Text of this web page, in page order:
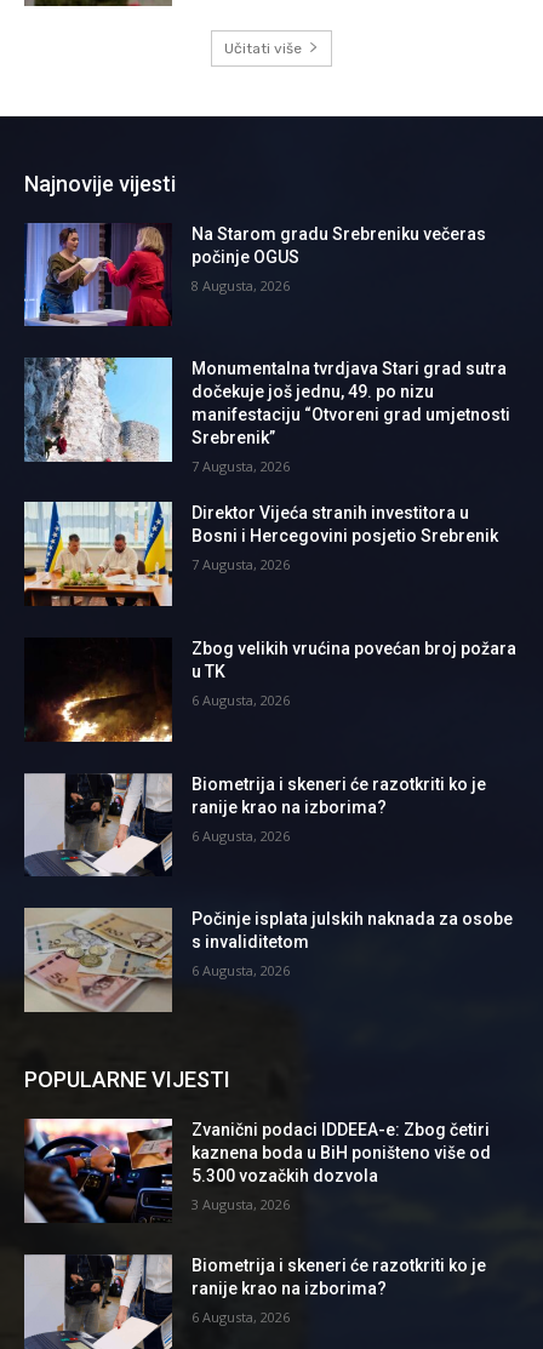
Učitati više
Najnovije vijesti
Na Starom gradu Srebreniku večeras
počinje OGUS
8 Augusta, 2026
Monumentalna tvrdjava Stari grad sutra
dočekuje još jednu, 49. po nizu
manifestaciju “Otvoreni grad umjetnosti
Srebrenik”
7 Augusta, 2026
Direktor Vijeća stranih investitora u
Bosni i Hercegovini posjetio Srebrenik
7 Augusta, 2026
Zbog velikih vrućina povećan broj požara
u TK
6 Augusta, 2026
Biometrija i skeneri će razotkriti ko je
ranije krao na izborima?
6 Augusta, 2026
Počinje isplata julskih naknada za osobe
s invaliditetom
6 Augusta, 2026
POPULARNE VIJESTI
Zvanični podaci IDDEEA-e: Zbog četiri
kaznena boda u BiH poništeno više od
5.300 vozačkih dozvola
3 Augusta, 2026
Biometrija i skeneri će razotkriti ko je
ranije krao na izborima?
6 Augusta, 2026